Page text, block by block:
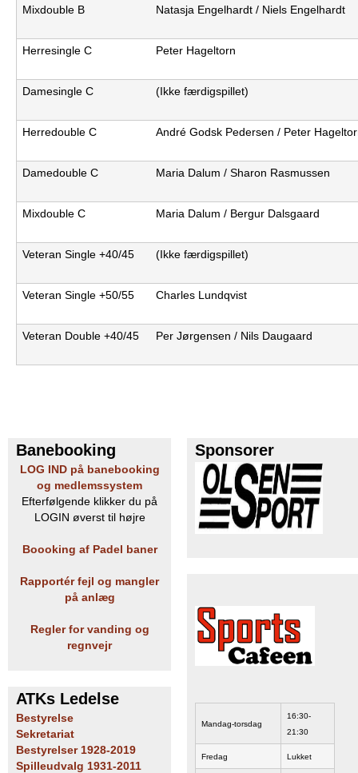
Mixdouble B Natasja Engelhardt / Niels Engelhardt
Herresingle C Peter Hageltorn
Damesingle C (Ikke færdigspillet)
Herredouble C André Godsk Pedersen / Peter
Damedouble C Maria Dalum / Sharon Rasmussen
Mixdouble C Maria Dalum / Bergur Dalsgaard
Veteran Single +40/45 (Ikke færdigspillet)
Veteran Single +50/55 Charles Lundqvist
Veteran Double +40/45 Per Jørgensen / Nils Daugaard
Banebooking
LOG IND på banebooking
og medlemssystem
Efterfølgende klikker du på
LOGIN øverst til højre
Boooking af Padel baner
Rapportér fejl og mangler
på anlæg
Regler for vanding og
regnvejr
ATKs Ledelse
Bestyrelse
Sekretariat
Bestyrelser 1928-2019
Spilleudvalg 1931-2011
Sponsorer
Mandag-torsdag
16:30-
21:30
Fredag Lukket